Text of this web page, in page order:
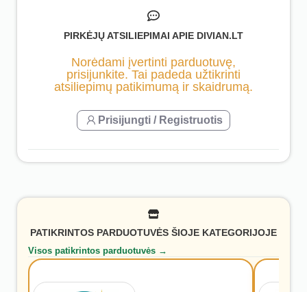
PIRKĖJŲ ATSILIEPIMAI APIE DIVIAN.LT
Norėdami įvertinti parduotuvę,
prisijunkite. Tai padeda užtikrinti
atsiliepimų patikimumą ir skaidrumą.
Prisijungti / Registruotis
PATIKRINTOS PARDUOTUVĖS ŠIOJE KATEGORIJOJE
Visos patikrintos parduotuvės →